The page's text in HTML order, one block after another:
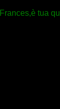
Frances,è tua